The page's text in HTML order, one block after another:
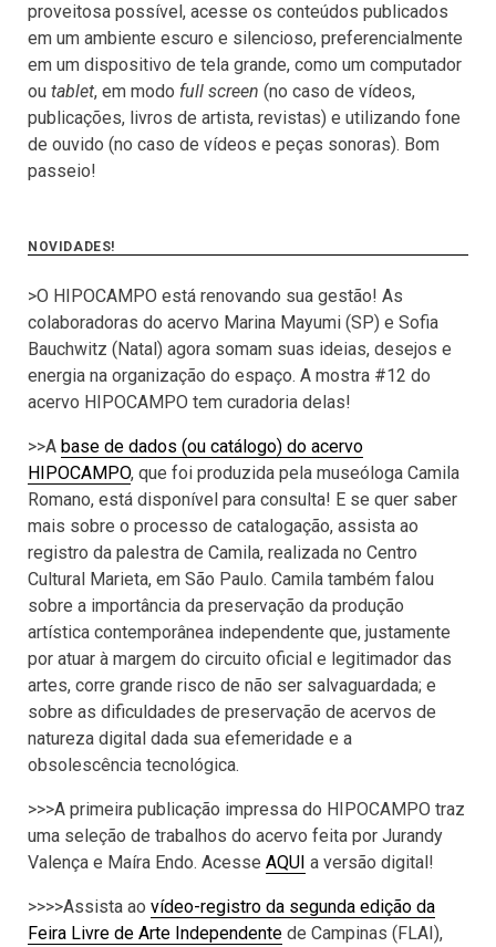
proveitosa possível, acesse os conteúdos publicados
em um ambiente escuro e silencioso, preferencialmente
em um dispositivo de tela grande, como um computador
ou tablet, em modo full screen (no caso de vídeos,
publicações, livros de artista, revistas) e utilizando fone
de ouvido (no caso de vídeos e peças sonoras). Bom
passeio!
NOVIDADES!
>O HIPOCAMPO está renovando sua gestão! As
colaboradoras do acervo Marina Mayumi (SP) e Sofia
Bauchwitz (Natal) agora somam suas ideias, desejos e
energia na organização do espaço. A mostra #12 do
acervo HIPOCAMPO tem curadoria delas!
>>A base de dados (ou catálogo) do acervo
HIPOCAMPO, que foi produzida pela museóloga Camila
Romano, está disponível para consulta! E se quer saber
mais sobre o processo de catalogação, assista ao
registro da palestra de Camila, realizada no Centro
Cultural Marieta, em São Paulo. Camila também falou
sobre a importância da preservação da produção
artística contemporânea independente que, justamente
por atuar à margem do circuito oficial e legitimador das
artes, corre grande risco de não ser salvaguardada; e
sobre as dificuldades de preservação de acervos de
natureza digital dada sua efemeridade e a
obsolescência tecnológica.
>>>A primeira publicação impressa do HIPOCAMPO traz
uma seleção de trabalhos do acervo feita por Jurandy
Valença e Maíra Endo. Acesse AQUI a versão digital!
>>>>Assista ao vídeo-registro da segunda edição da
Feira Livre de Arte Independente de Campinas (FLAI),